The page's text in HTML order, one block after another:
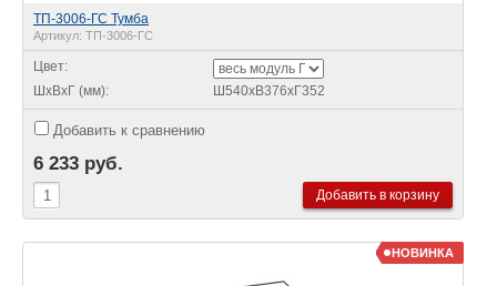
ТП-3006-ГС Тумба
Артикул: ТП-3006-ГС
Цвет:
ШхВхГ (мм):
Ш540хВ376хГ352
Добавить к сравнению
6 233 руб.
НОВИНКА